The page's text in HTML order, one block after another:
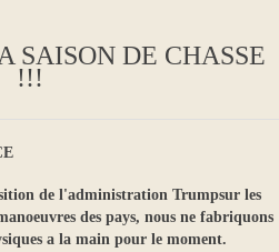
SAISON DE CHASSE
!!!
de l'administration Trumpsur les
des pays, nous ne fabriquons
a la main pour le moment.